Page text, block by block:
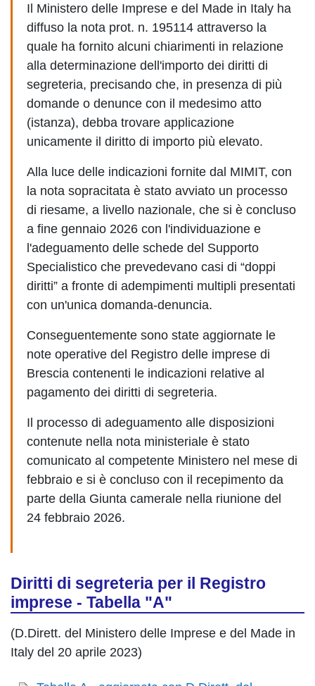
Il Ministero delle Imprese e del Made in Italy ha
diffuso la nota prot. n. 195114 attraverso la
quale ha fornito alcuni chiarimenti in relazione
alla determinazione dell'importo dei diritti di
segreteria, precisando che, in presenza di più
domande o denunce con il medesimo atto
(istanza), debba trovare applicazione
unicamente il diritto di importo più elevato.
Alla luce delle indicazioni fornite dal MIMIT, con
la nota sopracitata è stato avviato un processo
di riesame, a livello nazionale, che si è concluso
a fine gennaio 2026 con l'individuazione e
l'adeguamento delle schede del Supporto
Specialistico che prevedevano casi di “doppi
diritti” a fronte di adempimenti multipli presentati
con un'unica domanda-denuncia.
Conseguentemente sono state aggiornate le
note operative del Registro delle imprese di
Brescia contenenti le indicazioni relative al
pagamento dei diritti di segreteria.
Il processo di adeguamento alle disposizioni
contenute nella nota ministeriale è stato
comunicato al competente Ministero nel mese di
febbraio e si è concluso con il recepimento da
parte della Giunta camerale nella riunione del
24 febbraio 2026.
Diritti di segreteria per il Registro
imprese - Tabella "A"
(D.Dirett. del Ministero delle Imprese e del Made in
Italy del 20 aprile 2023)